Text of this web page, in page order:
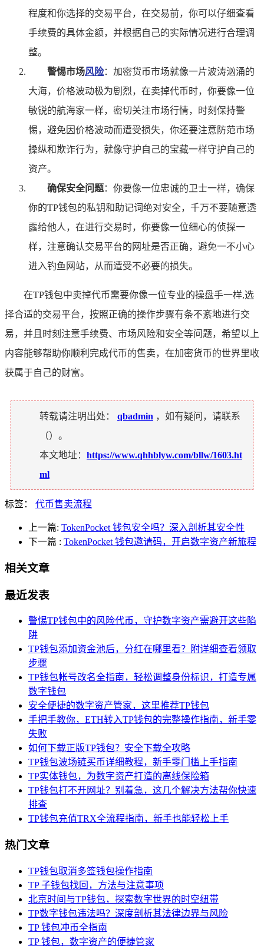
程度和你选择的交易平台，在交易前，你可以仔细查看
手续费的具体金额，并根据自己的实际情况进行合理调
整。
警惕市场风险：加密货币市场就像一片波涛汹涌的
大海，价格波动极为剧烈，在卖掉代币时，你要像一位
敏锐的航海家一样，密切关注市场行情，时刻保持警
惕，避免因价格波动而遭受损失，你还要注意防范市场
操纵和欺诈行为，就像守护自己的宝藏一样守护自己的
资产。
确保安全问题：你要像一位忠诚的卫士一样，确保
你的TP钱包的私钥和助记词绝对安全，千万不要随意透
露给他人，在进行交易时，你要像一位细心的侦探一
样，注意确认交易平台的网址是否正确，避免一不小心
进入钓鱼网站，从而遭受不必要的损失。
在TP钱包中卖掉代币需要你像一位专业的操盘手一样,选
择合适的交易平台，按照正确的操作步骤有条不紊地进行交
易，并且时刻注意手续费、市场风险和安全等问题，希望以上
内容能够帮助你顺利完成代币的售卖，在加密货币的世界里收
获属于自己的财富。
转载请注明出处： qbadmin ，如有疑问，请联系
（）。
本文地址： https://www.qhhblyw.com/bllw/1603.ht
ml
标签： 代币售卖流程
上一篇: TokenPocket 钱包安全吗？深入剖析其安全性
下一篇 : TokenPocket 钱包邀请码，开启数字资产新旅程
相关文章
最近发表
警惕TP钱包中的风险代币，守护数字资产需避开这些陷
阱
TP钱包添加资金池后，分红在哪里看？附详细查看领取
步骤
TP钱包帐号改名全指南，轻松调整身份标识，打造专属
数字钱包
安全便捷的数字资产管家，这里推荐TP钱包
手把手教你，ETH转入TP钱包的完整操作指南，新手零
失败
如何下载正版TP钱包？安全下载全攻略
TP钱包波场链买币详细教程，新手零门槛上手指南
TP实体钱包，为数字资产打造的离线保险箱
TP钱包打不开网址？别着急，这几个解决方法帮你快速
排查
TP钱包充值TRX全流程指南，新手也能轻松上手
热门文章
TP钱包取消多签钱包操作指南
TP 子钱包找回，方法与注意事项
北京时间与TP钱包，探索数字世界的时空纽带
TP数字钱包违法吗？深度剖析其法律边界与风险
TP 钱包冲币全指南
TP 钱包，数字资产的便捷管家